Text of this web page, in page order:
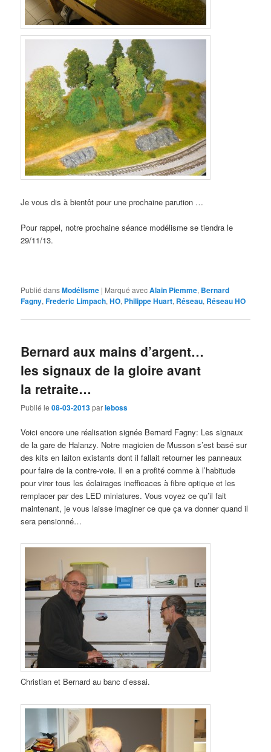
Je vous dis à bientôt pour une prochaine parution …
Pour rappel, notre prochaine séance modélisme se tiendra le
29/11/13.
Publié dansModélisme | Marqué avecAlain Piemme, Bernard
Fagny,Frederic Limpach,HO, Philippe Huart, Réseau, Réseau HO
Bernard aux mains d’argent…
les signaux de la gloire avant
la retraite…
Publié le08-03-2013parleboss
Voici encore une réalisation signée Bernard Fagny: Les signaux
de la gare de Halanzy. Notre magicien de Musson s’est basé sur
des kits en laiton existants dont il fallait retourner les panneaux
pour faire de la contre-voie. Il en a profité comme à l’habitude
pour virer tous les éclairages inefficaces à fibre optique et les
remplacer par des LED miniatures. Vous voyez ce qu’il fait
maintenant, je vous laisse imaginer ce que ça va donner quand il
sera pensionné…
Christian et Bernard au banc d’essai.